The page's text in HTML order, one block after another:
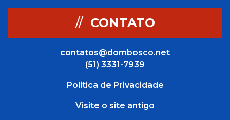
// CONTATO
contatos@dombosco.net
(51) 3331-7939
Politica de Privacidade
Visite o site antigo